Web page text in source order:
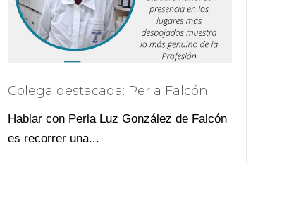
Colega destacada: Perla Falcón
Hablar con Perla Luz González de Falcón
es recorrer una...